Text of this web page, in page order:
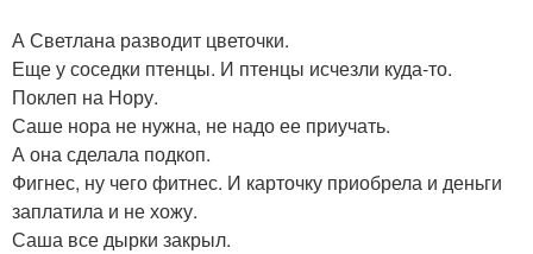
А Светлана разводит цветочки.
Еще у соседки птенцы. И птенцы исчезли куда-то.
Поклеп на Нору.
Саше нора не нужна, не надо ее приучать.
А она сделала подкоп.
Фигнес, ну чего фитнес. И карточку приобрела и деньги
заплатила и не хожу.
Саша все дырки закрыл.